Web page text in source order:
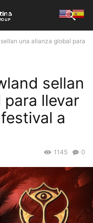
una alianza global para
sellan
para llevar
a
0
1145